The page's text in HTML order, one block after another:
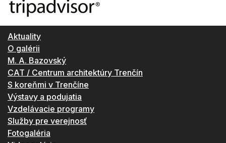
Aktuality
O galérii
M. A. Bazovský
CAT / Centrum architektúry Trenčín
S koreňmi v Trenčíne
Výstavy a podujatia
Vzdelávacie programy
Služby pre verejnosť
Fotogaléria